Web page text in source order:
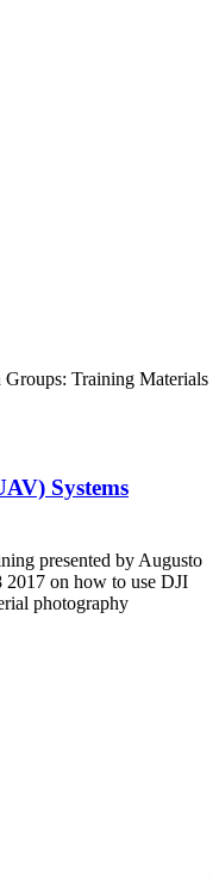
Groups: Training Materials
Systems
presented by Augusto
2017 on how to use DJI
photography